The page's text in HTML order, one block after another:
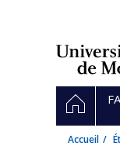
Accueil